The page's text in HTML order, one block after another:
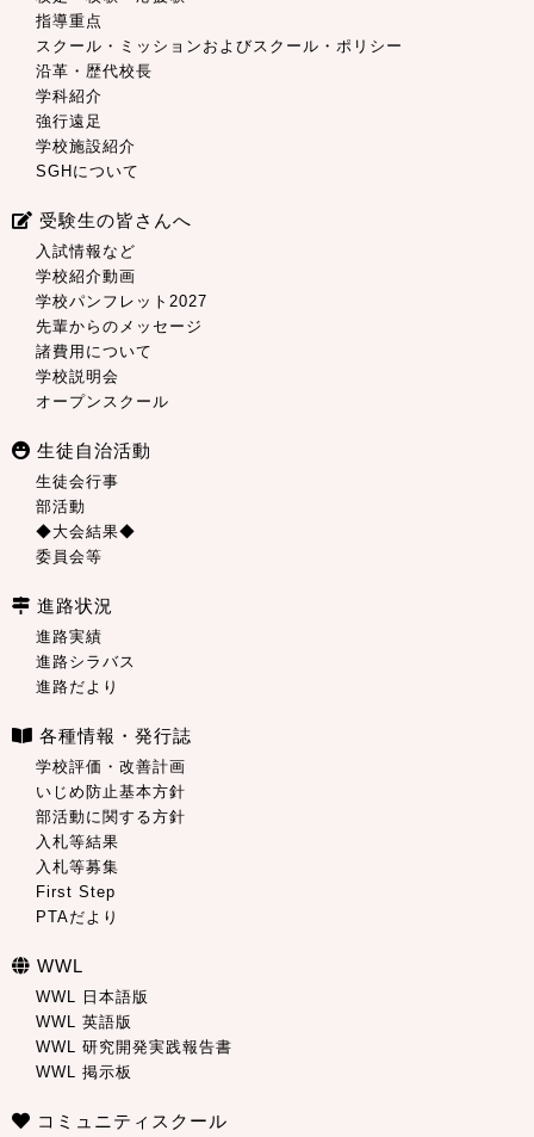
指導重点
スクール・ミッションおよびスクール・ポリシー
沿革・歴代校長
学科紹介
強行遠足
学校施設紹介
SGHについて
受験生の皆さんへ
入試情報など
学校紹介動画
学校パンフレット2027
先輩からのメッセージ
諸費用について
学校説明会
オープンスクール
生徒自治活動
生徒会行事
部活動
◆大会結果◆
委員会等
進路状況
進路実績
進路シラバス
進路だより
各種情報・発行誌
学校評価・改善計画
いじめ防止基本方針
部活動に関する方針
入札等結果
入札等募集
First Step
PTAだより
WWL
WWL 日本語版
WWL 英語版
WWL 研究開発実践報告書
WWL 掲示板
コミュニティスクール